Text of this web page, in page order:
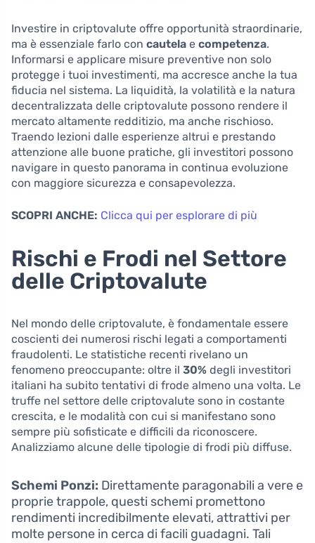
Investire in criptovalute offre opportunità straordinarie,
ma è essenziale farlo con cautela e competenza.
Informarsi e applicare misure preventive non solo
protegge i tuoi investimenti, ma accresce anche la tua
fiducia nel sistema. La liquidità, la volatilità e la natura
decentralizzata delle criptovalute possono rendere il
mercato altamente redditizio, ma anche rischioso.
Traendo lezioni dalle esperienze altrui e prestando
attenzione alle buone pratiche, gli investitori possono
navigare in questo panorama in continua evoluzione
con maggiore sicurezza e consapevolezza.
SCOPRI ANCHE: Clicca qui per esplorare di più
Rischi e Frodi nel Settore
delle Criptovalute
Nel mondo delle criptovalute, è fondamentale essere
coscienti dei numerosi rischi legati a comportamenti
fraudolenti. Le statistiche recenti rivelano un
fenomeno preoccupante: oltre il 30% degli investitori
italiani ha subito tentativi di frode almeno una volta. Le
truffe nel settore delle criptovalute sono in costante
crescita, e le modalità con cui si manifestano sono
sempre più sofisticate e difficili da riconoscere.
Analizziamo alcune delle tipologie di frodi più diffuse.
Schemi Ponzi: Direttamente paragonabili a vere e
proprie trappole, questi schemi promettono
rendimenti incredibilmente elevati, attrattivi per
molte persone in cerca di facili guadagni. Tali